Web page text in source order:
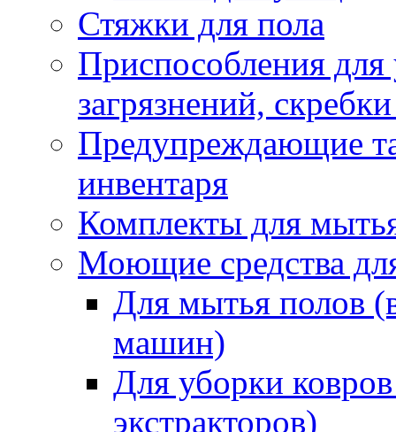
Стяжки для пола
Приспособления
загрязнений,
Предупреждающие
инвентаря
Комплекты для
Моющие средства
Для мытья полов
машин)
Для уборки
экстракторов)